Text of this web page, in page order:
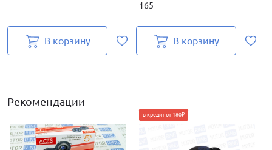
В корзину
165
В корзину
Рекомендации
в кредит от 180₽